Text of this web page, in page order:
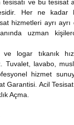
tesisatı ve bu tesisat
Her ne kadar
hizmetleri ayrı
uzman
logar tıkanık
Tuvalet, lavabo,
hizmet
Garantisi. Acil
Açma.